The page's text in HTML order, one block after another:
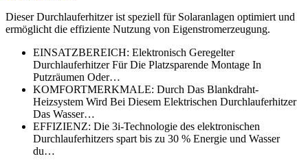
Dieser Durchlauferhitzer ist speziell für Solaranlagen optimiert und
ermöglicht die effiziente Nutzung von Eigenstromerzeugung.
EINSATZBEREICH: Elektronisch Geregelter
Durchlauferhitzer Für Die Platzsparende Montage In
Putzräumen Oder…
KOMFORTMERKMALE: Durch Das Blankdraht-
Heizsystem Wird Bei Diesem Elektrischen Durchlauferhitzer
Das Wasser…
EFFIZIENZ: Die 3i-Technologie des elektronischen
Durchlauferhitzers spart bis zu 30 % Energie und Wasser
du…